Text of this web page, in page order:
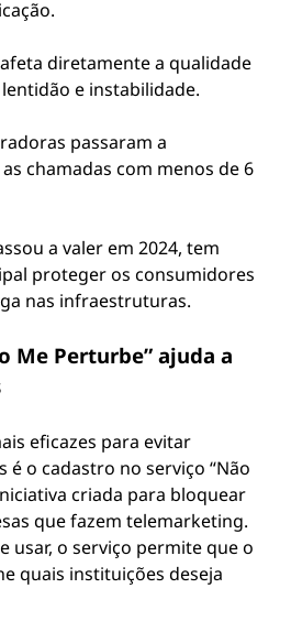
diretamente a qualidade
e instabilidade.
passaram a
chamadas com menos de 6
a valer em 2024, tem
proteger os consumidores
nas infraestruturas.
Me Perturbe” ajuda a
eficazes para evitar
é o cadastro no serviço “Não
criada para bloquear
que fazem telemarketing.
usar, o serviço permite que o
quais instituições deseja